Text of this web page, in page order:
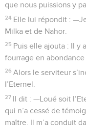
que nous puissions y
24 Elle lui répondit :
Milka et de Nahor.
25 Puis elle ajouta : Il y
fourrage en
26 Alors le serviteur
l’Eternel.
27 Il dit : —Loué soit
qui n’a cessé de
maître. Il m’a conduit